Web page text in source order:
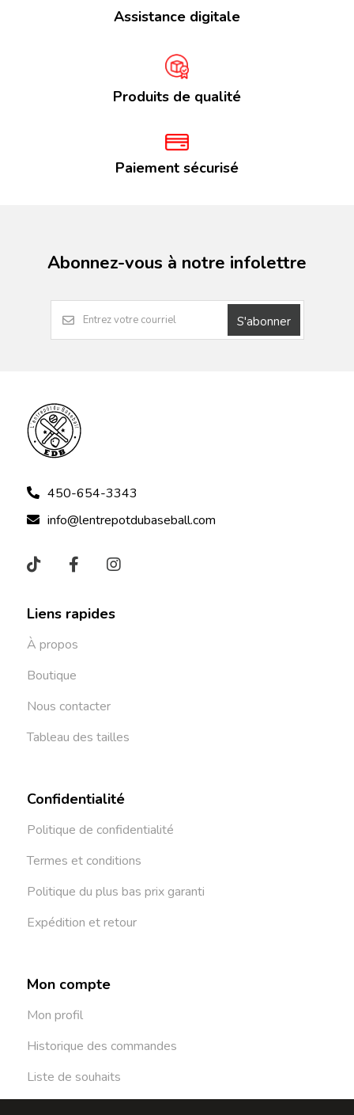
Assistance digitale
Produits de qualité
Paiement sécurisé
Abonnez-vous à notre infolettre
S'abonner
450-654-3343
info@lentrepotdubaseball.com
Liens rapides
À propos
Boutique
Nous contacter
Tableau des tailles
Confidentialité
Politique de confidentialité
Termes et conditions
Politique du plus bas prix garanti
Expédition et retour
Mon compte
Mon profil
Historique des commandes
Liste de souhaits